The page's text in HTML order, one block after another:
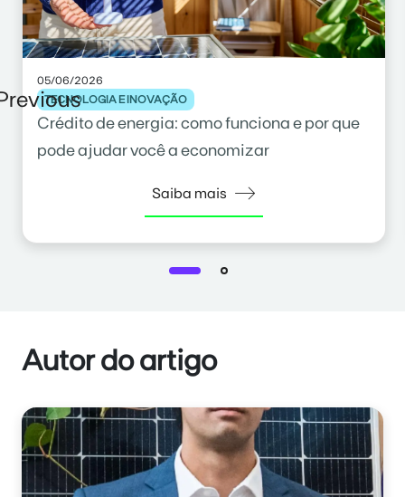
05/06/2026
TECNOLOGIA E INOVAÇÃO
Crédito de energia: como funciona e por que
pode ajudar você a economizar
Saiba mais
Autor do artigo